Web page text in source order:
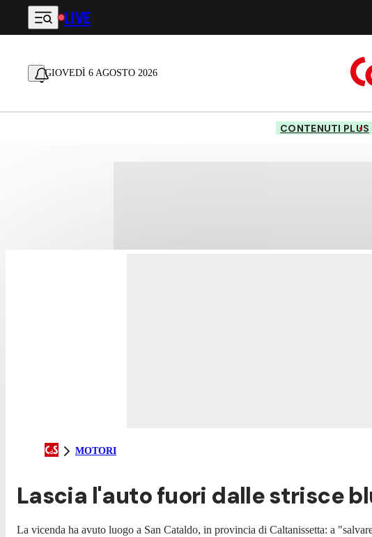
Vai al contenuto principale
LIVE
GIOVEDÌ 6 AGOSTO 2026
CONTENUTI PLUS
MOTORI
Lascia l'auto fuori dalle strisce
La vicenda ha avuto luogo a San Cataldo, in provincia di Caltanissetta: a